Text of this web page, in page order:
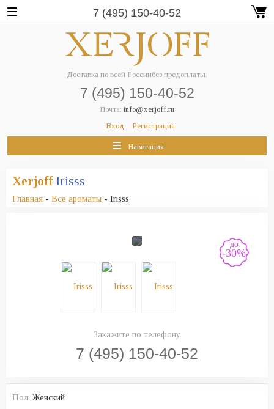
7 (495) 150-40-52
Доставка по всей Россиибез предоплаты.
7 (495) 150-40-52
Почта: info@xerjoff.ru
Вход
Регистрация
Навигация
XerjoffIrisss
Главная - Все ароматы - Irisss
до
-30%
Закажите по телефону
7 (495) 150-40-52
Пол: Женский